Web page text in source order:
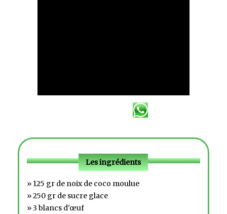
Les ingrédients
» 125 gr de noix de coco moulue
» 250 gr de sucre glace
» 3 blancs d'œuf